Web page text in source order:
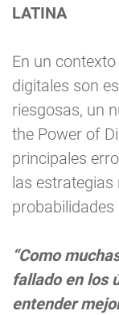
LATINA
En un
digitales son
riesgosas, un
the Power of
principales
las
probabilidades
“Como
fallado en los
entender